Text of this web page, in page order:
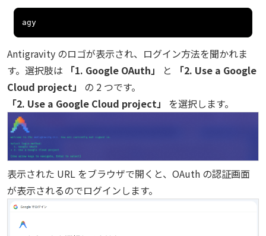
agy
Antigravity のロゴが表示され、ログイン方法を聞かれま
す。選択肢は
「1. Google OAuth」 と
「2. Use a Google
Cloud project」
の 2 つです。
「2. Use a Google Cloud project」
を選択します。
表示された URL をブラウザで開くと、OAuth の認証画面
が表示されるのでログインします。